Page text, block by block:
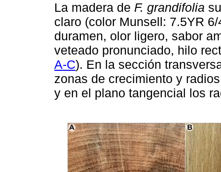
La madera de F. grandifolia
claro (color Munsell: 7.5YR
duramen, olor ligero, sabor
veteado pronunciado, hilo
A-C). En la sección
zonas de crecimiento y
y en el plano tangencial los